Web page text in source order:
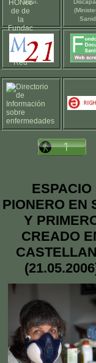
aquí
ESPACIO
PIONERO EN
Y
CREADO